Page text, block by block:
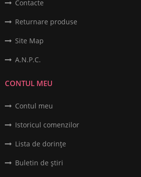
Contacte
Returnare produse
Site Map
A.N.P.C.
CONTUL MEU
Contul meu
Istoricul comenzilor
Lista de dorințe
Buletin de știri